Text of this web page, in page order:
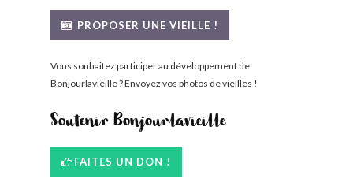
PROPOSER UNE VIEILLE !
Vous souhaitez participer au développement de
Bonjourlavieille ? Envoyez vos photos de vieilles !
Soutenir Bonjourlavieille
FAITES UN DON !